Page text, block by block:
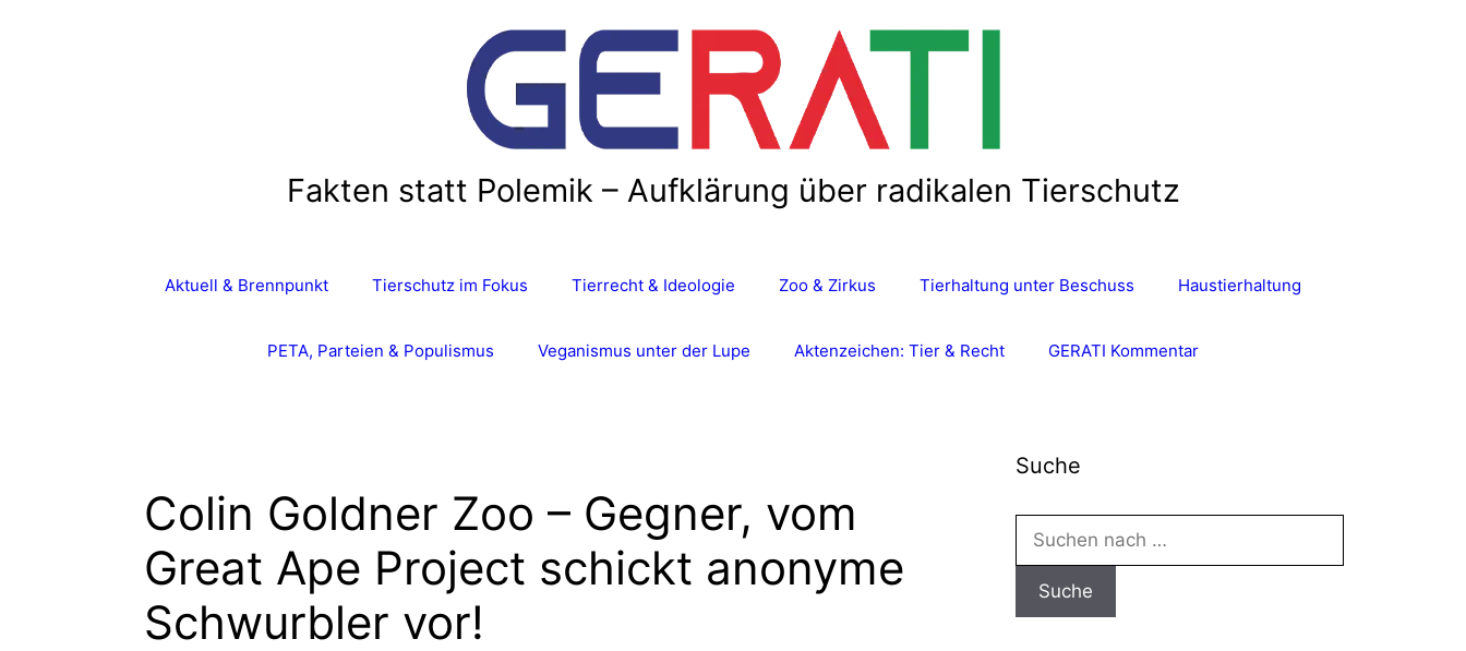
Fakten statt Polemik – Aufklärung über radikalen Tierschutz
Aktuell & Brennpunkt Tierschutz im Fokus Tierrecht & Ideologie Zoo & Zirkus Tierhaltung unter Beschuss Haustierhaltung
PETA, Parteien & Populismus Veganismus unter der Lupe Aktenzeichen: Tier & Recht GERATI Kommentar
Colin Goldner Zoo – Gegner, vom
Great Ape Project schickt anonyme
Schwurbler vor!
Suche